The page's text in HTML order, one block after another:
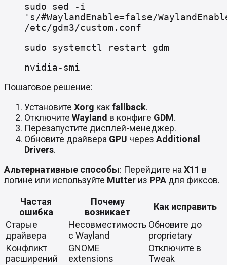
sudo sed -i
's/#WaylandEnable=false/
/etc/gdm3/custom.conf
sudo systemctl restart gdm
nvidia-smi
Пошаговое решение:
Установите Xorg какfallback.
Отключите Wayland в конфиге GDM.
Перезапустите дисплей-менеджер.
Обновите драйвера GPU через Additional
Drivers.
Альтернативные способы: Перейдите на X11 в
логине или используйте Mutter из PPA для фиксов.
Частая
ошибка
Почему
возникает
Как исправить
Старые
драйвера
Несовместимость
с Wayland
Обновите до
proprietary
Конфликт
расширений
GNOME
extensions
Отключите в
Tweak